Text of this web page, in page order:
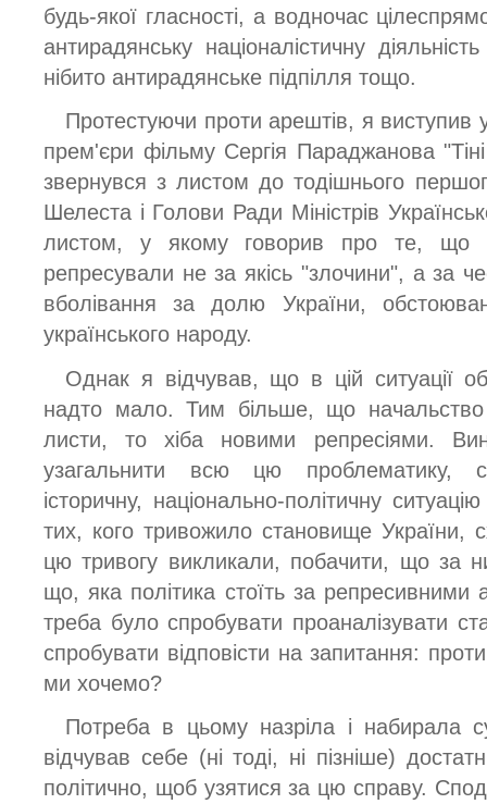
будь-якої гласності, а водночас
антирадянську націоналістичну
нібито антирадянське підпілля тощо.
Протестуючи проти арештів, я виступив у
прем'єри фільму Сергія Параджанова
звернувся з листом до тодішнього
Шелеста і Голови Ради Міністрів
листом, у якому говорив про те, що
репресували не за якісь "злочини", а за
вболівання за долю України,
українського народу.
Однак я відчував, що в цій ситуації
надто мало. Тим більше, що
листи, то хіба новими репресіями.
узагальнити всю цю проблематику,
історичну, національно-політичну
тих, кого тривожило становище України,
цю тривогу викликали, побачити, що за
що, яка політика стоїть за
треба було спробувати проаналізувати
спробувати відповісти на запитання:
ми хочемо?
Потреба в цьому назріла і набирала
відчував себе (ні тоді, ні пізніше)
політично, щоб узятися за цю справу.